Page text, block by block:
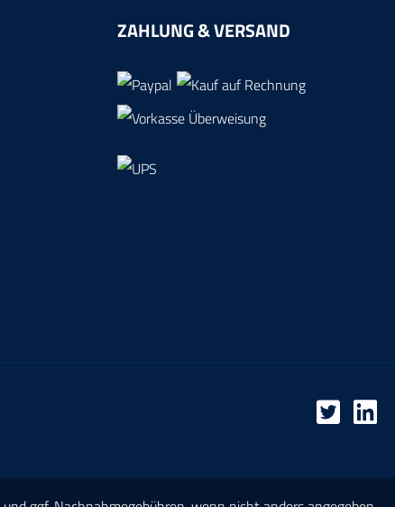
ZAHLUNG & VERSAND